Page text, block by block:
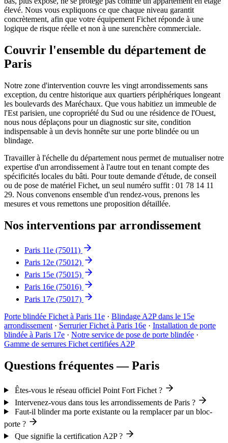
élevé. Nous vous expliquons ce que chaque niveau garantit
concrètement, afin que votre équipement Fichet réponde à une
logique de risque réelle et non à une surenchère commerciale.
Couvrir l'ensemble du département de
Paris
Notre zone d'intervention couvre les vingt arrondissements sans
exception, du centre historique aux quartiers périphériques longeant
les boulevards des Maréchaux. Que vous habitiez un immeuble de
l'Est parisien, une copropriété du Sud ou une résidence de l'Ouest,
nous nous déplaçons pour un diagnostic sur site, condition
indispensable à un devis honnête sur une porte blindée ou un
blindage.
Travailler à l'échelle du département nous permet de mutualiser notre
expertise d'un arrondissement à l'autre tout en tenant compte des
spécificités locales du bâti. Pour toute demande d'étude, de conseil
ou de pose de matériel Fichet, un seul numéro suffit : 01 78 14 11
29. Nous convenons ensemble d'un rendez-vous, prenons les
mesures et vous remettons une proposition détaillée.
Nos interventions par arrondissement
Paris 11e (75011)
Paris 12e (75012)
Paris 15e (75015)
Paris 16e (75016)
Paris 17e (75017)
Porte blindée Fichet à Paris 11e · Blindage A2P dans le 15e
arrondissement · Serrurier Fichet à Paris 16e · Installation de porte
blindée à Paris 17e · Notre service de pose de porte blindée ·
Gamme de serrures Fichet certifiées A2P
Questions fréquentes — Paris
Êtes-vous le réseau officiel Point Fort Fichet ?
Intervenez-vous dans tous les arrondissements de Paris ?
Faut-il blinder ma porte existante ou la remplacer par un bloc-
porte ?
Que signifie la certification A2P ?